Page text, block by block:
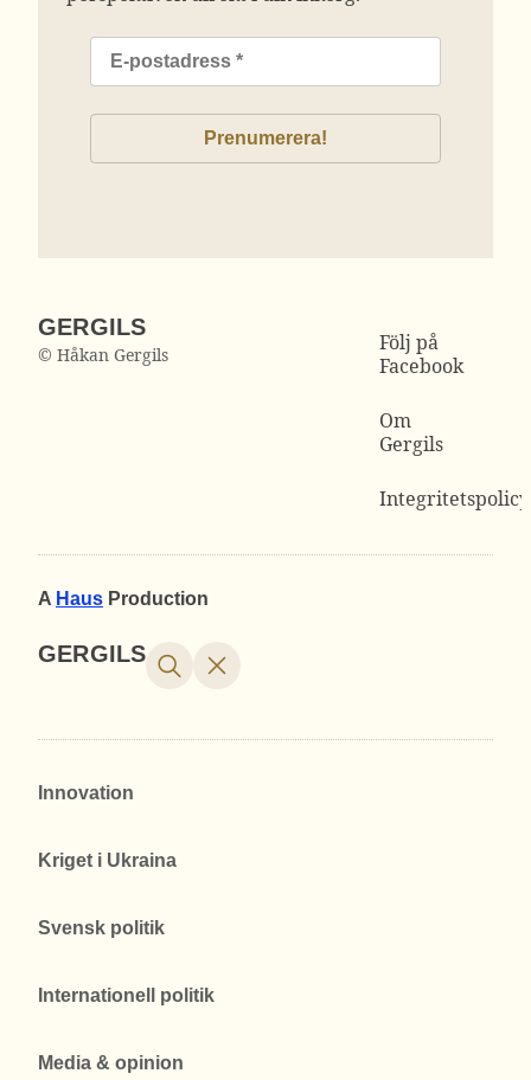
GERGILS
© Håkan Gergils
Följ på
Facebook
Om
Gergils
Integritetspolicy
A Haus Production
GERGILS
Innovation
Kriget i Ukraina
Svensk politik
Internationell politik
Media & opinion